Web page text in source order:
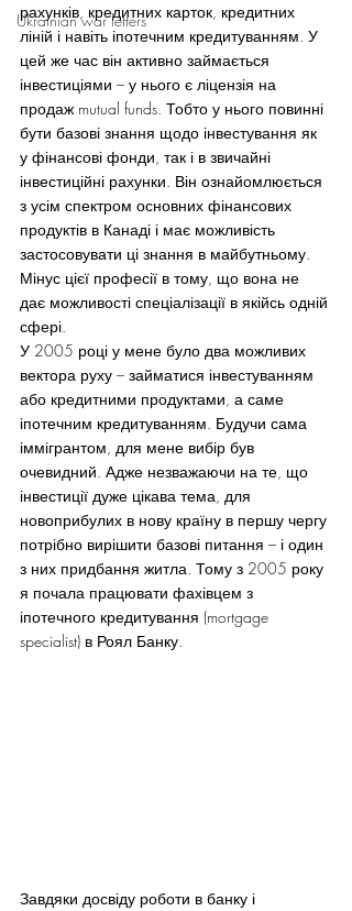
Ukrainian war letters
рахунків, кредитних карток, кредитних
ліній і навіть іпотечним кредитуванням. У
цей же час він активно займається
інвестиціями – у нього є ліцензія на
продаж mutual funds. Тобто у нього повинні
бути базові знання щодо інвестування як
у фінансові фонди, так і в звичайні
інвестиційні рахунки. Він ознайомлюється
з усім спектром основних фінансових
продуктів в Канаді і має можливість
застосовувати ці знання в майбутньому.
Мінус цієї професії в тому, що вона не
дає можливості спеціалізації в якійсь одній
сфері.
У 2005 році у мене було два можливих
вектора руху – займатися інвестуванням
або кредитними продуктами, а саме
іпотечним кредитуванням. Будучи сама
іммігрантом, для мене вибір був
очевидний. Адже незважаючи на те, що
інвестиції дуже цікава тема, для
новоприбулих в нову країну в першу чергу
потрібно вирішити базові питання – і один
з них придбання житла. Тому з 2005 року
я почала працювати фахівцем з
іпотечного кредитування (mortgage
specialist) в Роял Банку.
Завдяки досвіду роботи в банку і